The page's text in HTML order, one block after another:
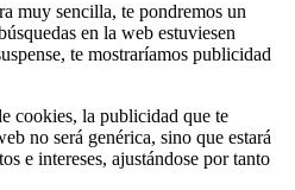
muy sencilla, te pondremos un
en la web estuviesen
te mostraríamos publicidad
cookies, la publicidad que te
no será genérica, sino que estará
e intereses, ajustándose por tanto